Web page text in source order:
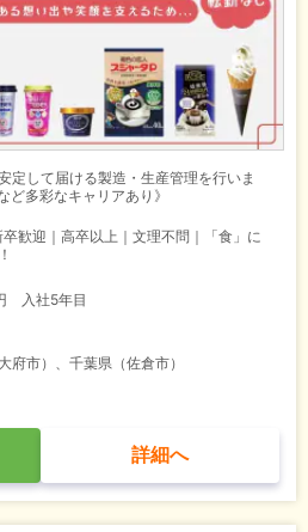
定して届ける製造・生産管理を行いま
ど多彩なキャリアあり》
卒歓迎｜高卒以上｜文理不問｜「食」に
入社5年目
府市）、千葉県（佐倉市）
詳細へ